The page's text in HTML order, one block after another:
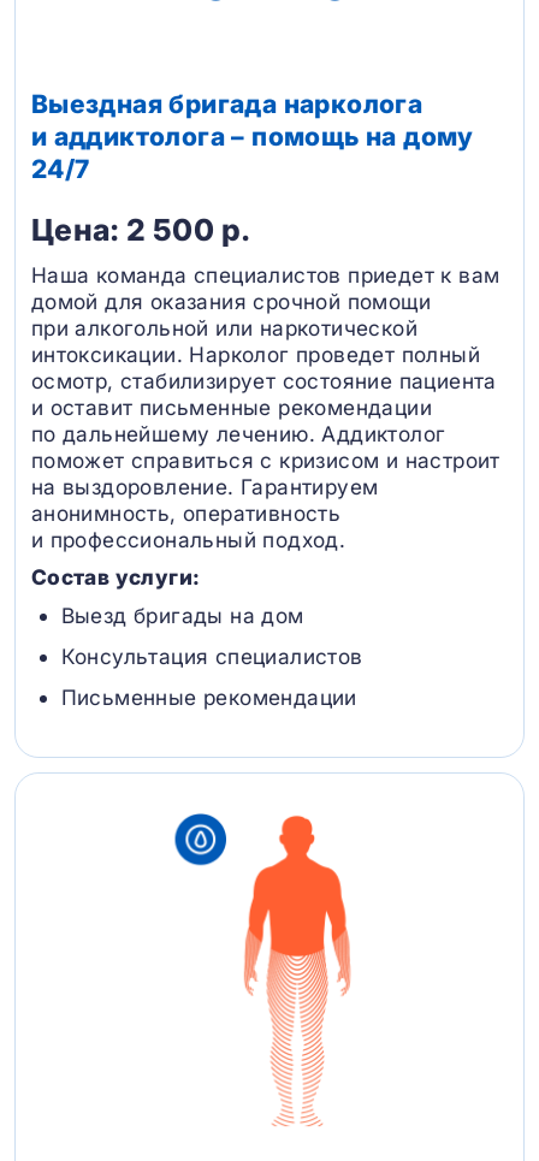
Выездная бригада нарколога
и аддиктолога – помощь на дому
24/7
Цена: 2 500 р.
Наша команда специалистов приедет к вам
домой для оказания срочной помощи
при алкогольной или наркотической
интоксикации. Нарколог проведет полный
осмотр, стабилизирует состояние пациента
и оставит письменные рекомендации
по дальнейшему лечению. Аддиктолог
поможет справиться с кризисом и настроит
на выздоровление. Гарантируем
анонимность, оперативность
и профессиональный подход.
Состав услуги:
Выезд бригады на дом
Консультация специалистов
Письменные рекомендации